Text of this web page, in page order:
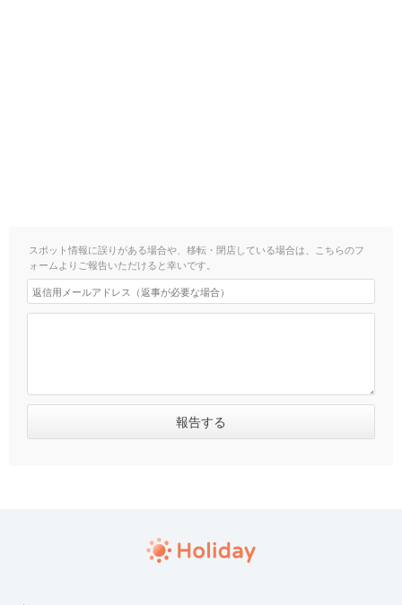
スポット情報に誤りがある場合や、移転・閉店している場合は、こちらのフ
ォームよりご報告いただけると幸いです。